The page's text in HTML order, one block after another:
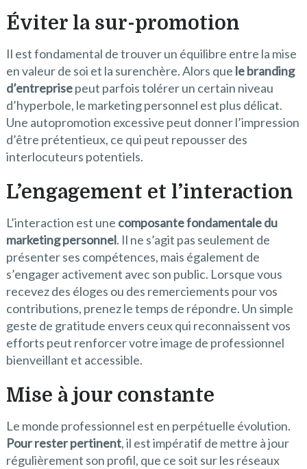
Éviter la sur-promotion
Il est fondamental de trouver un équilibre entre la mise
en valeur de soi et la surenchère. Alors que le branding
d’entreprisepeut parfois tolérer un certain niveau
d’hyperbole, le marketing personnel est plus délicat.
Une autopromotion excessive peut donner l’impression
d’être prétentieux, ce qui peut repousser des
interlocuteurs potentiels.
L’engagement et l’interaction
L’interaction est une composante fondamentale du
marketing personnel. Il ne s’agit pas seulement de
présenter ses compétences, mais également de
s’engager activement avec son public. Lorsque vous
recevez des éloges ou des remerciements pour vos
contributions, prenez le temps de répondre. Un simple
geste de gratitude envers ceux qui reconnaissent vos
efforts peut renforcer votre image de professionnel
bienveillant et accessible.
Mise à jour constante
Le monde professionnel est en perpétuelle évolution.
Pour rester pertinent, il est impératif de mettre à jour
régulièrement son profil, que ce soit sur les réseaux